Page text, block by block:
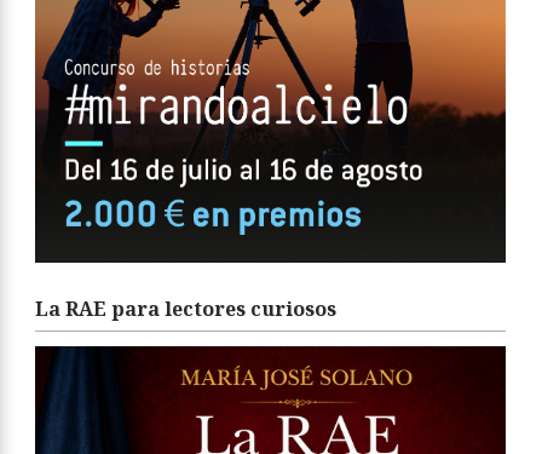
La RAE para lectores curiosos